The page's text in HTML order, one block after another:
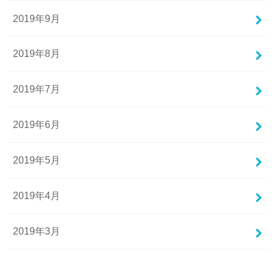
2019年9月
2019年8月
2019年7月
2019年6月
2019年5月
2019年4月
2019年3月